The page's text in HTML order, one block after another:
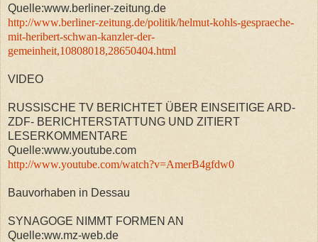
Quelle:www.berliner-zeitung.de
http://www.berliner-zeitung.de/politik/helmut-kohls-gespraeche-
mit-heribert-schwan-kanzler-der-
gemeinheit,10808018,28650404.html
VIDEO
RUSSISCHE TV BERICHTET ÜBER EINSEITIGE ARD-
ZDF- BERICHTERSTATTUNG UND ZITIERT
LESERKOMMENTARE
Quelle:www.youtube.com
http://www.youtube.com/watch?v=AmerB4gfdw0
Bauvorhaben in Dessau
SYNAGOGE NIMMT FORMEN AN
Quelle:ww.mz-web.de